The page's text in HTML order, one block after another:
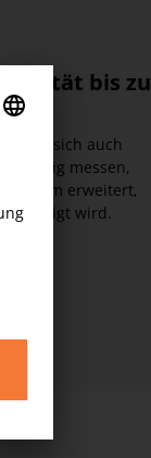
bis zu
sich auch
messen,
erweitert,
wird.